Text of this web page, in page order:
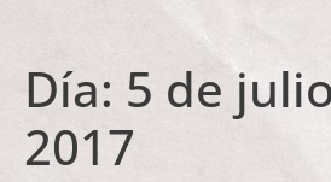
Día: 5 de
2017